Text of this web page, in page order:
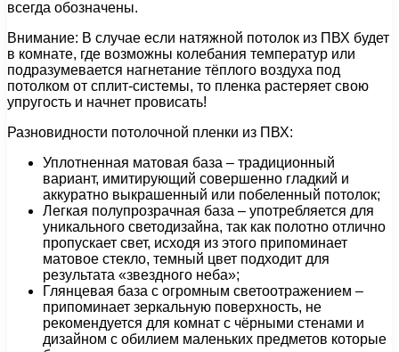
всегда обозначены.
Внимание: В случае если натяжной потолок из ПВХ будет
в комнате, где возможны колебания температур или
подразумевается нагнетание тёплого воздуха под
потолком от сплит-системы, то пленка растеряет свою
упругость и начнет провисать!
Разновидности потолочной пленки из ПВХ:
Уплотненная матовая база – традиционный
вариант, имитирующий совершенно гладкий и
аккуратно выкрашенный или побеленный потолок;
Легкая полупрозрачная база – употребляется для
уникального светодизайна, так как полотно отлично
пропускает свет, исходя из этого припоминает
матовое стекло, темный цвет подходит для
результата «звездного неба»;
Глянцевая база с огромным светоотражением –
припоминает зеркальную поверхность, не
рекомендуется для комнат с чёрными стенами и
дизайном с обилием маленьких предметов которые